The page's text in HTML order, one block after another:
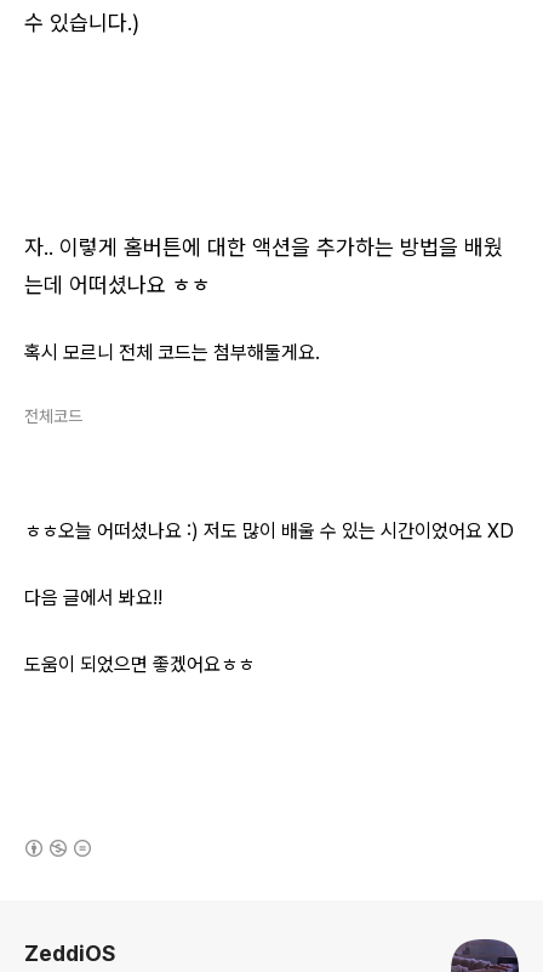
수 있습니다.)
자.. 이렇게 홈버튼에 대한 액션을 추가하는 방법을 배웠
는데 어떠셨나요 ㅎㅎ
혹시 모르니 전체 코드는 첨부해둘게요.
전체코드
ㅎㅎ오늘 어떠셨나요 :) 저도 많이 배울 수 있는 시간이었어요 XD
다음 글에서 봐요!!
도움이 되었으면 좋겠어요ㅎㅎ
ZeddiOS